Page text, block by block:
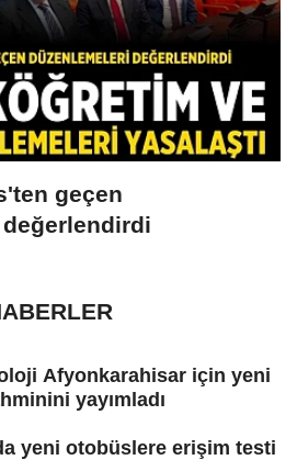
geçen
Afyonkarahisar için yeni
yayımladı
yeni otobüslere erişim testi